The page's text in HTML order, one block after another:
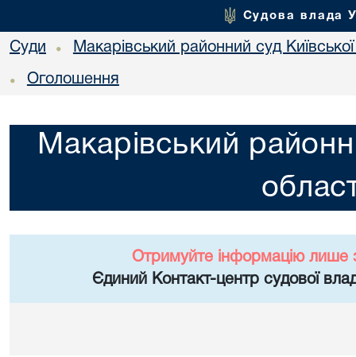
Судова влада
Суди • Макарівський районний суд Київської
• Оголошення
Макарівський
Отримуйте інформацію лише
Єдиний Контакт-центр судової